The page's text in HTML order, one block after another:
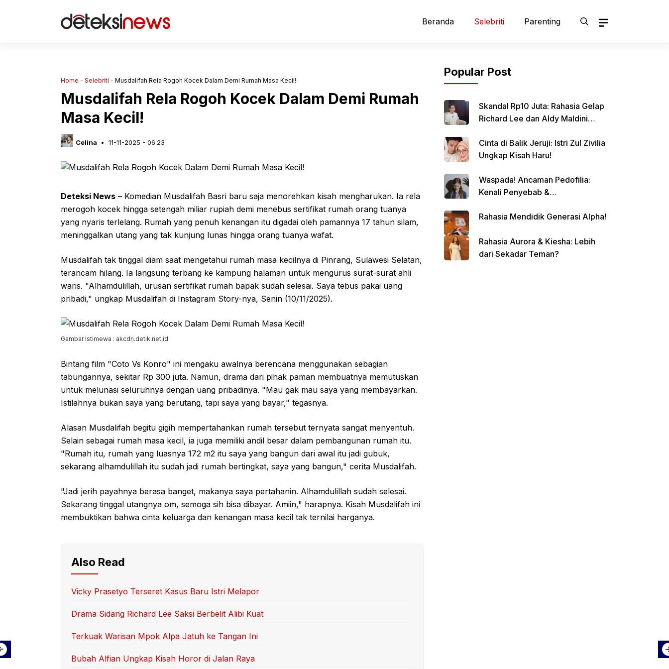
Beranda Selebriti Parenting
Home - Selebriti - Musdalifah Rela Rogoh Kocek Dalam Demi Rumah Masa Kecil!
Musdalifah Rela Rogoh Kocek Dalam Demi Rumah
Masa Kecil!
Celina 11-11-2025 - 06.23
Deteksi News – Komedian Musdalifah Basri baru saja menorehkan kisah mengharukan. Ia rela
merogoh kocek hingga setengah miliar rupiah demi menebus sertifikat rumah orang tuanya
yang nyaris terlelang. Rumah yang penuh kenangan itu digadai oleh pamannya 17 tahun silam,
meninggalkan utang yang tak kunjung lunas hingga orang tuanya wafat.
Musdalifah tak tinggal diam saat mengetahui rumah masa kecilnya di Pinrang, Sulawesi Selatan,
terancam hilang. Ia langsung terbang ke kampung halaman untuk mengurus surat-surat ahli
waris. "Alhamdulillah, urusan sertifikat rumah bapak sudah selesai. Saya tebus pakai uang
pribadi," ungkap Musdalifah di Instagram Story-nya, Senin (10/11/2025).
Gambar Istimewa : akcdn.detik.net.id
Bintang film "Coto Vs Konro" ini mengaku awalnya berencana menggunakan sebagian
tabungannya, sekitar Rp 300 juta. Namun, drama dari pihak paman membuatnya memutuskan
untuk melunasi seluruhnya dengan uang pribadinya. "Mau gak mau saya yang membayarkan.
Istilahnya bukan saya yang berutang, tapi saya yang bayar," tegasnya.
Alasan Musdalifah begitu gigih mempertahankan rumah tersebut ternyata sangat menyentuh.
Selain sebagai rumah masa kecil, ia juga memiliki andil besar dalam pembangunan rumah itu.
"Rumah itu, rumah yang luasnya 172 m2 itu saya yang bangun dari awal itu jadi gubuk,
sekarang alhamdulillah itu sudah jadi rumah bertingkat, saya yang bangun," cerita Musdalifah.
"Jadi jerih payahnya berasa banget, makanya saya pertahanin. Alhamdulillah sudah selesai.
Sekarang tinggal utangnya om, semoga sih bisa dibayar. Amiin," harapnya. Kisah Musdalifah ini
membuktikan bahwa cinta keluarga dan kenangan masa kecil tak ternilai harganya.
Also Read
Vicky Prasetyo Terseret Kasus Baru Istri Melapor
Drama Sidang Richard Lee Saksi Berbelit Alibi Kuat
Terkuak Warisan Mpok Alpa Jatuh ke Tangan Ini
Bubah Alfian Ungkap Kisah Horor di Jalan Raya
Popular Post
Skandal Rp10 Juta: Rahasia Gelap
Richard Lee dan Aldy Maldini
Cinta di Balik Jeruji: Istri Zul Zivilia
Ungkap Kisah Haru!
Waspada! Ancaman Pedofilia:
Kenali Penyebab &
Rahasia Mendidik Generasi Alpha!
Rahasia Aurora & Kiesha: Lebih
dari Sekadar Teman?